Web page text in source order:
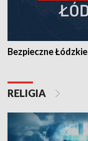
Bezpieczne Łódzkie
RELIGIA